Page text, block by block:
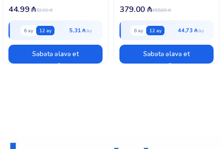
53.99₼
44.99₼
6 ay 12 ay 5,31 ₼
Səbətə əlavə et
455.00₼
379.00 ₼
6 ay 12 ay 44,73 ₼
Səbətə əlavə et